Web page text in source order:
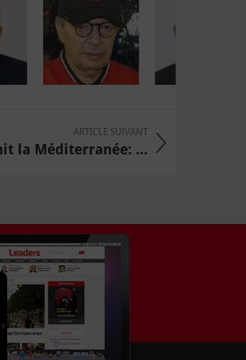
ARTICLE SUIVANT
la Méditerranée: ...